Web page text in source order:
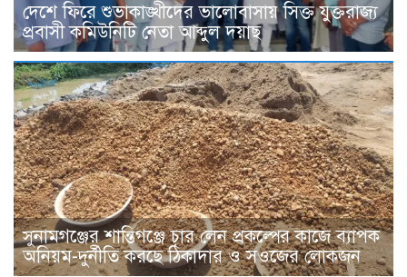
দেশে ফিরে শুভাকাঙ্খীদের ভালোবাসায় সিক্ত যুক্তরাজ্য
প্রবাসী কমিউনিটি নেতা আব্দুল দয়াছ
সুনামগঞ্জের শান্তিগঞ্জে চার লেন প্রকল্পের কাজে ব্যাপক
অনিয়ম-দুর্নীতি করছে ঠিকাদার ও সওজের লোকজন